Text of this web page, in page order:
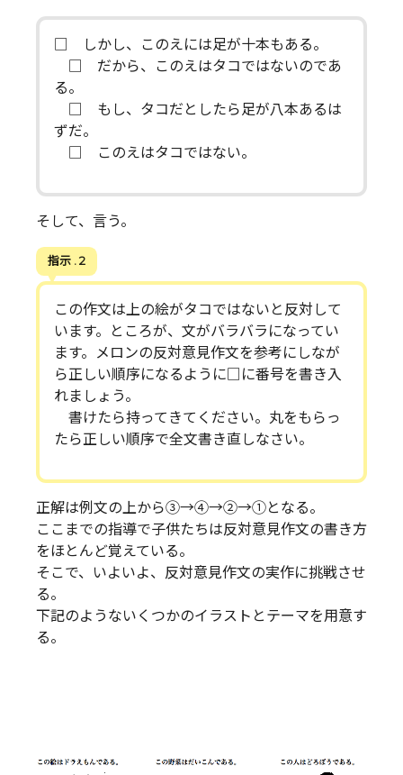
□ しかし、このえには足が十本もある。
□ だから、このえはタコではないのであ
る。
□ もし、タコだとしたら足が八本あるは
ずだ。
□ このえはタコではない。
そして、言う。
指示 . 2
この作文は上の絵がタコではないと反対して
います。ところが、文がバラバラになってい
ます。メロンの反対意見作文を参考にしなが
ら正しい順序になるように□に番号を書き入
れましょう。
書けたら持ってきてください。丸をもらっ
たら正しい順序で全文書き直しなさい。
正解は例文の上から③→④→②→①となる。
ここまでの指導で子供たちは反対意見作文の書き方
をほとんど覚えている。
そこで、いよいよ、反対意見作文の実作に挑戦させ
る。
下記のようないくつかのイラストとテーマを用意す
る。